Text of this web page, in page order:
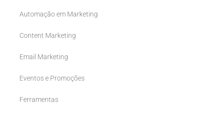
Automação em Marketing
Content Marketing
Email Marketing
Eventos e Promoções
Ferramentas